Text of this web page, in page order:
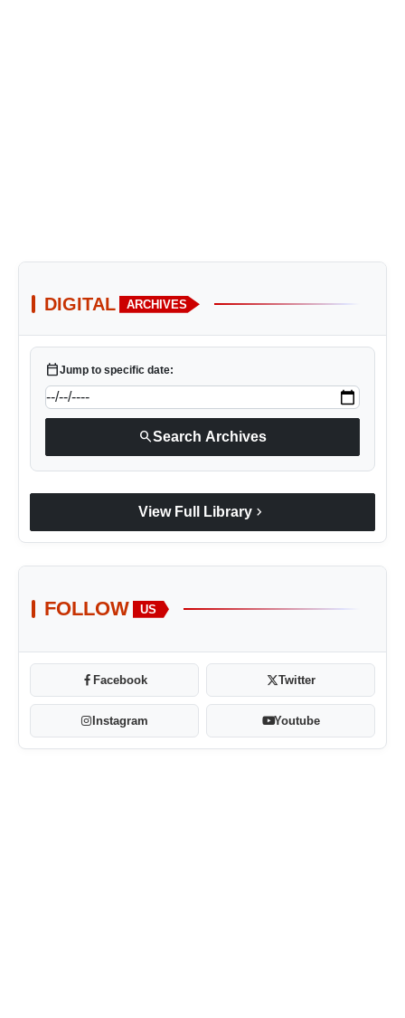
DIGITAL ARCHIVES
calendar_todayJump to specific date:
searchSearch Archives
View Full Library chevron_right
FOLLOW US
Facebook Twitter
Instagram Youtube